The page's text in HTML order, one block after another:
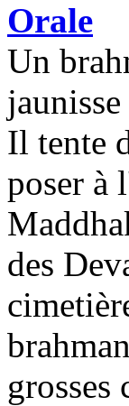
Orale
Un
Il tente
poser à
des